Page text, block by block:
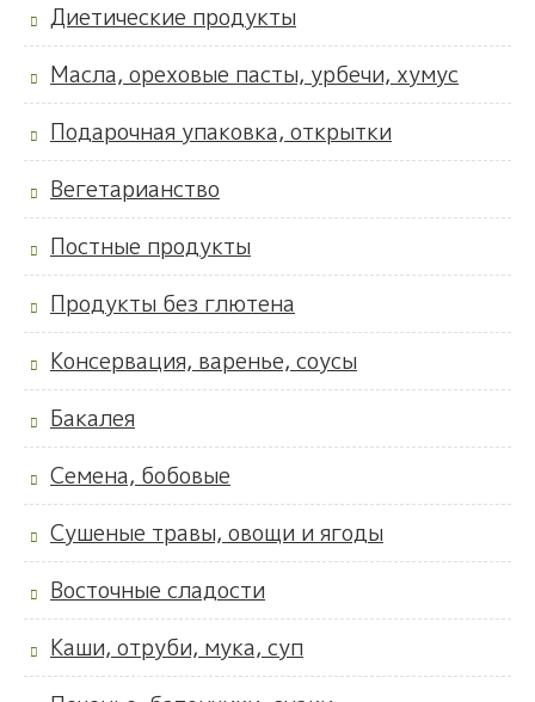
Диетические продукты
Масла, ореховые пасты, урбечи, хумус
Подарочная упаковка, открытки
Вегетарианство
Постные продукты
Продукты без глютена
Консервация, варенье, соусы
Бакалея
Семена, бобовые
Сушеные травы, овощи и ягоды
Восточные сладости
Каши, отруби, мука, суп